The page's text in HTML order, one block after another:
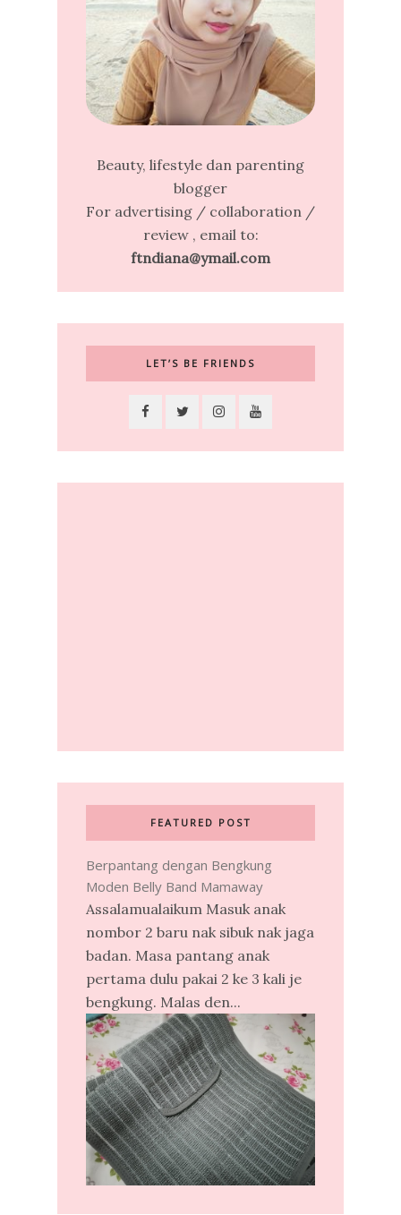
Beauty, lifestyle dan parenting
blogger
For advertising / collaboration /
review , email to:
ftndiana@ymail.com
LET’S BE FRIENDS
FEATURED POST
Berpantang dengan Bengkung
Moden Belly Band Mamaway
Assalamualaikum Masuk anak
nombor 2 baru nak sibuk nak jaga
badan. Masa pantang anak
pertama dulu pakai 2 ke 3 kali je
bengkung. Malas den...